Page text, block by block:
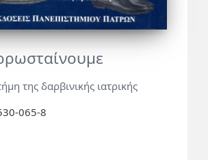
της δαρβινικής ιατρικής
065-8